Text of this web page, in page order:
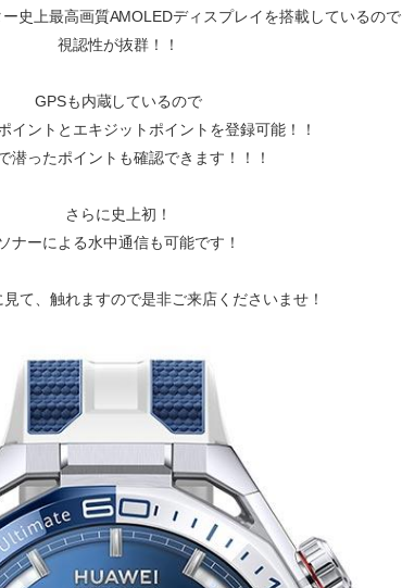
史上最高画質AMOLEDディスプレイを搭載しているので
視認性が抜群！！
GPSも内蔵しているので
イントとエキジットポイントを登録可能！！
潜ったポイントも確認できます！！！
さらに史上初！
ソナーによる水中通信も可能です！
て、触れますので是非ご来店くださいませ！